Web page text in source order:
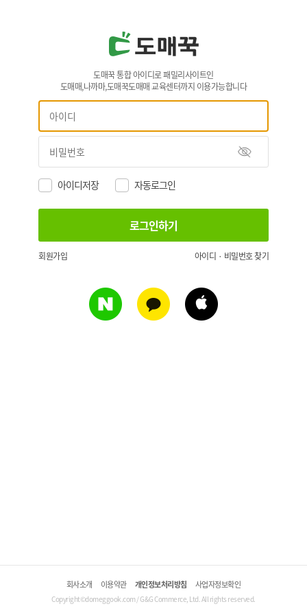
도매꾹 통합 아이디로 패밀리사이트인
도매매,나까마,도매꾹도매매 교육센터까지 이용가능합니다
아이디저장 자동로그인
회원가입 아이디 · 비밀번호 찾기
회사소개 이용약관 개인정보처리방침 사업자정보확인
Copyright©domeggook.com / G&G Commerce, Ltd. All rights reserved.